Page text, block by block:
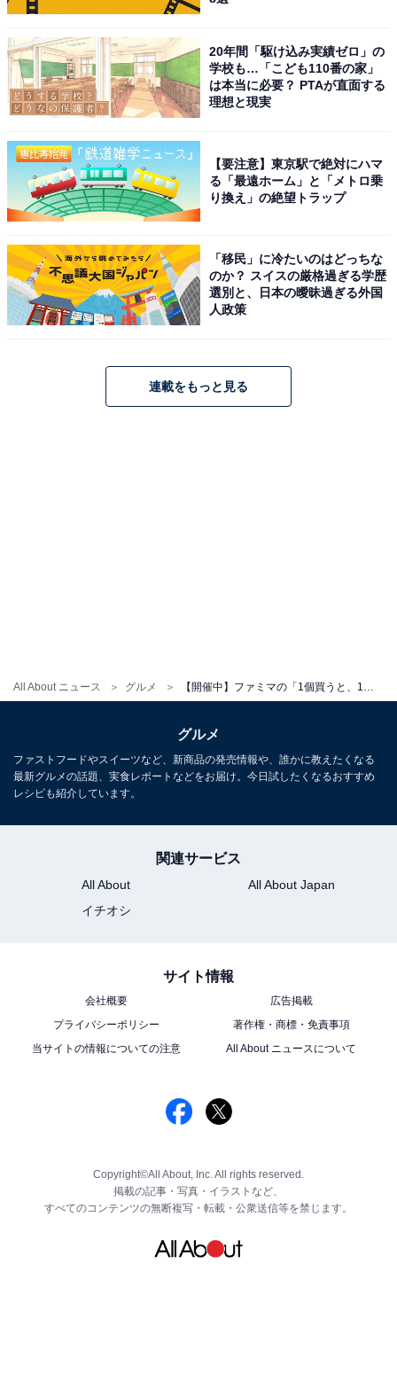
All About ニュース グルメ
20年間「駆け込み実績ゼロ」の
学校も…「こども110番の家」
は本当に必要？ PTAが直面する
理想と現実
【要注意】東京駅で絶対にハマ
る「最遠ホーム」と「メトロ乗
り換え」の絶望トラップ
「移民」に冷たいのはどっちな
のか？ スイスの厳格過ぎる学歴
選別と、日本の曖昧過ぎる外国
人政策
連載をもっと見る
グルメ
ファストフードやスイーツなど、新商品の発売情報や、誰かに教えたくなる
最新グルメの話題、実食レポートなどをお届け。今日試したくなるおすすめ
レシピも紹介しています。
関連サービス
All About
All About Japan
イチオシ
サイト情報
会社概要
広告掲載
プライバシーポリシー
著作権・商標・免責事項
当サイトの情報についての注意
All About ニュースについて
Copyright©All About, Inc. All rights reserved.
掲載の記事・写真・イラストなど、
すべてのコンテンツの無断複写・転載・公衆送信等を禁じます。